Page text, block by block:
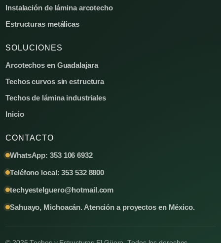
Instalación de lámina arcotecho
Estructuras metálicas
SOLUCIONES
Arcotechos en Guadalajara
Techos curvos sin estructura
Techos de lámina industriales
Inicio
CONTACTO
WhatsApp: 353 106 6932
Teléfono local: 353 532 8800
techyestelguero@hotmail.com
Sahuayo, Michoacán. Atención a proyectos en México.